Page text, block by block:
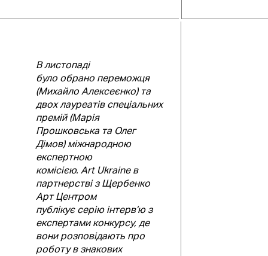
В листопаді
було обрано переможця
(Михайло Алексеєнко) та
двох лауреатів спеціальних
премій (Марія
Прошковська та Олег
Дімов) міжнародною
експертною
комісією. Art Ukraineв
партнерстві з Щербенко
Арт Центром
публікує серію інтерв’ю з
експертами конкурсу, де
вони розповідають про
роботу в знакових